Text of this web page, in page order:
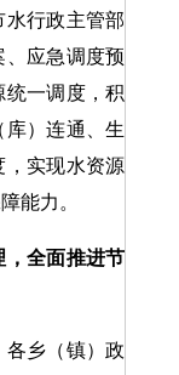
行政主管部
、应急调度预
一调度，积
）连通、生
，实现水资源
能力。
，全面推进节
乡（镇）政